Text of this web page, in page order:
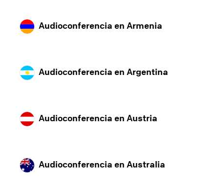
Audioconferencia en Armenia
Audioconferencia en Argentina
Audioconferencia en Austria
Audioconferencia en Australia